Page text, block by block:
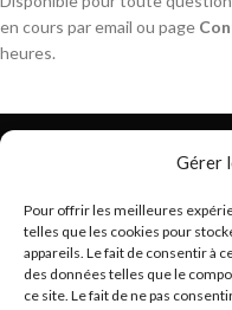
Gérer
Pour offrir les meilleures
telles que les cookies pour
appareils. Le fait de consentir à
des données telles que le
ce site. Le fait de ne pas
en cours par email ou page
heures.
Trouvez les meilleurs
hello@braceletsmartwatch.com